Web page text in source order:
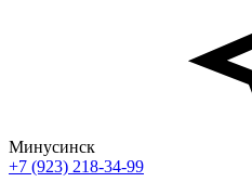
Минусинск
+7 (923) 218-34-99